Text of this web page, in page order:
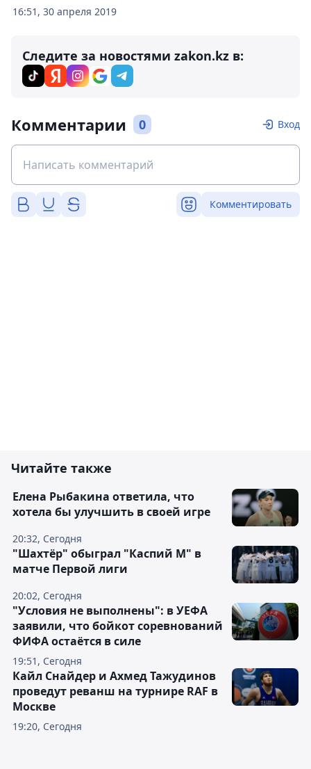
16:51, 30 апреля 2019
Следите за новостями zakon.kz в:
Комментарии 0 Вход
Комментировать
Читайте также
20:32, Сегодня
Елена Рыбакина ответила, что
хотела бы улучшить в своей игре
20:02, Сегодня
"Шахтёр" обыграл "Каспий М" в
матче Первой лиги
19:51, Сегодня
"Условия не выполнены": в УЕФА
заявили, что бойкот соревнований
ФИФА остаётся в силе
19:20, Сегодня
Кайл Снайдер и Ахмед Тажудинов
проведут реванш на турнире RAF в
Москве